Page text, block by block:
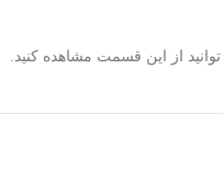
از این قسمت مشاهده کنید.